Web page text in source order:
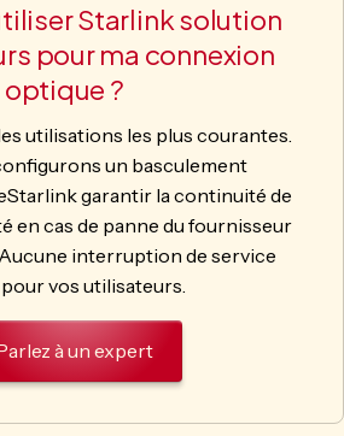
Starlink solution
pour ma connexion
?
utilisations les plus courantes.
un basculement
garantir la continuité de
en cas de panne du fournisseur
interruption de service
pour vos utilisateurs.
à un expert